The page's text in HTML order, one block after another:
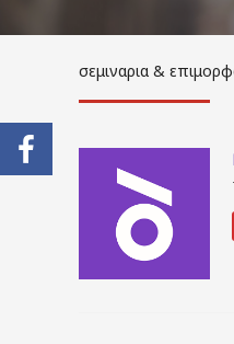
σεμιναρια &